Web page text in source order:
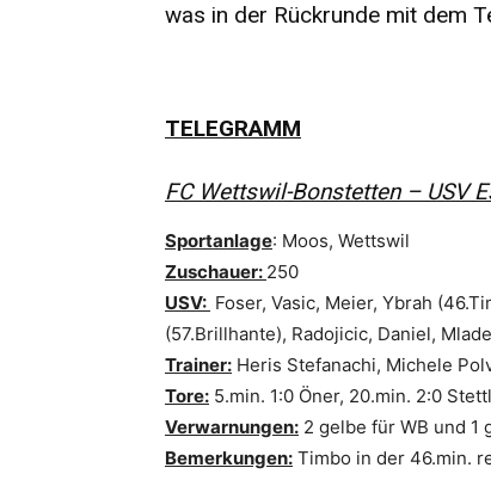
was in der Rückrunde mit dem
TELEGRAMM
FC Wettswil-Bonstetten – USV
Sportanlage: Moos, Wettswil
Zuschauer: 250
USV: Foser, Vasic, Meier, Ybrah
(57.Brillhante), Radojicic, Daniel,
Trainer: Heris Stefanachi, Michele
Tore: 5.min. 1:0 Öner, 20.min. 2:0
Verwarnungen: 2 gelbe für WB und 1
Bemerkungen: Timbo in der 46.min.